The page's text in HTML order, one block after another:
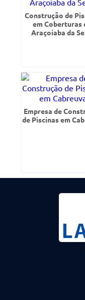
Construção de
em Coberturas
Araçoiaba da
Empresa de
de Piscinas em